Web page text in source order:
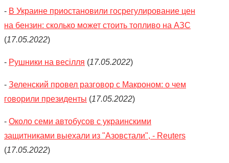
- В Украине приостановили госрегулирование цен
на бензин: сколько может стоить топливо на АЗС
(17.05.2022)
- Рушники на весілля (17.05.2022)
- Зеленский провел разговор с Макроном: о чем
говорили президенты (17.05.2022)
- Около семи автобусов с украинскими
защитниками выехали из "Азовстали", - Reuters
(17.05.2022)